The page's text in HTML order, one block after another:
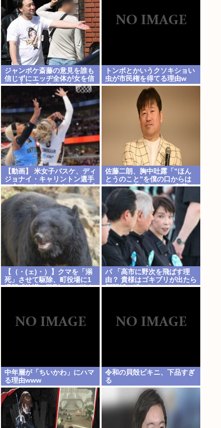
ジャンポケ斎藤の意見を誰も
信じずにエッヂ全体が女を信
じる空気感、怖すぎる
トンボとかいうクソキショい
虫が市民権を得てる理由w
【動画】 米女子バスケ、ディ
ジョナイ・キャリントン選手
の余りにあからさまなラフプ
レーに批判殺到
佐藤二朗、胸中吐露「”ほん
とうのこと”を僕の口からは
何ひとつ言えなくて…言葉に
できぬ悔しさ」
【（・(ェ)・）】クマを「溺
死」させて駆除、町役場に1
週間「抗議」殺到…なぜ銃を
パ 「高市に野次を飛ばす理
由？ 貴様はゴキブリが出たら
新聞紙で叩かないのか？」
中年層が「ちいかわ」にハマ
る理由www
令和の貝殻ビキニ、下品すぎ
る